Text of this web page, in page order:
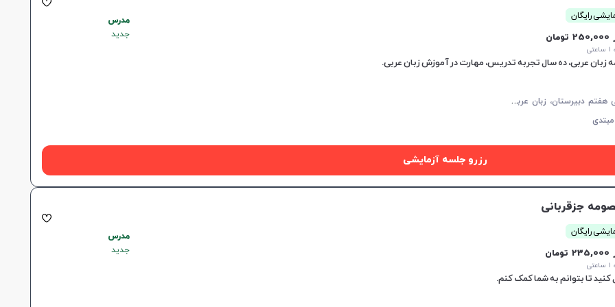
رایگان
مدرس
جدید
زبان عربی، ده سال تجربه تدریس، مهارت‌ در آموزش زبان عربی.
ز
بان عربی هفتم دبیرستان، زبان عربی هشتم دبیرستان، زبان عربی نهم دبیرستان، زبان عربی دهم دبیرستان، زبان عربی یازدهم دبیرستان، زبان عربی دوازدهم دبیرستان، زبان عربی کنکور سراسری
مبتدی
رزرو جلسه آزمایشی
جزقربانی
رایگان
مدرس
جدید
تا بتوانم به شما کمک کنم.